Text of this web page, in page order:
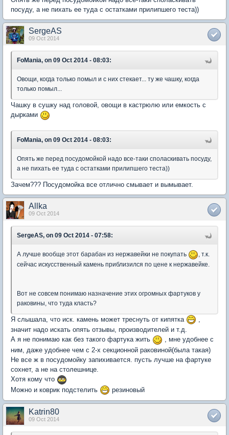
посуду, а не пихать ее туда с остатками прилипшего теста))
SergeAS
09 Oct 2014
FoMania, on 09 Oct 2014 - 08:03:
Овощи, когда только помыл и с них стекает... ту же чашку, когда
только помыл...
Чашку в сушку над головой, овощи в кастрюлю или емкость с
дырками
FoMania, on 09 Oct 2014 - 08:03:
Опять же перед посудомойкой надо все-таки споласкивать посуду,
а не пихать ее туда с остатками прилипшего теста))
Зачем??? Посудомойка все отлично смывает и вымывает.
Allka
09 Oct 2014
SergeAS, on 09 Oct 2014 - 07:58:
А лучше вообще этот барабан из нержавейки не покупать
, т.к.
сейчас искусственный камень приблизился по цене к нержавейке.
Вот не совсем понимаю назначение этих огромных фартуков у
раковины, что туда класть?
Я слышала, что иск. камень может треснуть от кипятка
значит надо искать опять отзывы, производителей и т.д.
А я не понимаю как без такого фартука жить
, мне удобнее с
ним, даже удобнее чем с 2-х секционной раковиной(была такая)
Не все ж в посудомойку запихивается. пусть лучше на фартуке
сохнет, а не на столешнице.
Хотя кому что
Можно и коврик подстелить
резиновый
Katrin80
09 Oct 2014